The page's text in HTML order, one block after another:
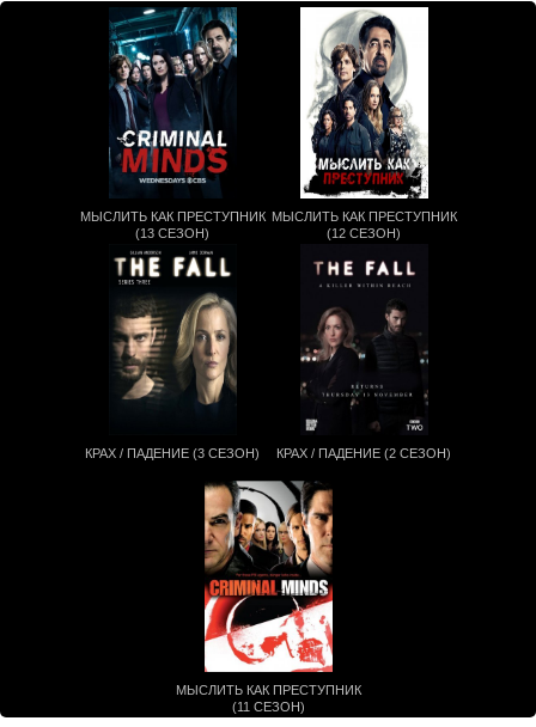
МЫСЛИТЬ КАК ПРЕСТУПНИК
(13 СЕЗОН)
МЫСЛИТЬ КАК ПРЕСТУПНИК
(12 СЕЗОН)
КРАХ / ПАДЕНИЕ (3 СЕЗОН) КРАХ / ПАДЕНИЕ (2 СЕЗОН)
МЫСЛИТЬ КАК ПРЕСТУПНИК
(11 СЕЗОН)